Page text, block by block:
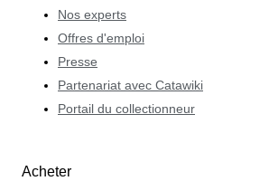
Nos experts
Offres d'emploi
Presse
Partenariat avec Catawiki
Portail du collectionneur
Acheter